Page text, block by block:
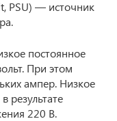
PSU) — источник
постоянное
При этом
ампер. Низкое
результате
220 В.